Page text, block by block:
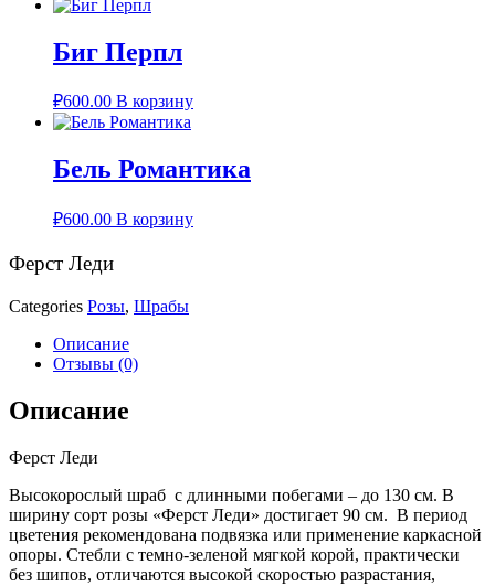
Биг Перпл
₽600.00 В корзину
Бель Романтика
₽600.00 В корзину
Ферст Леди
Categories Розы, Шрабы
Описание
Отзывы (0)
Описание
Ферст Леди
Высокорослый шраб с длинными побегами – до 130 см. В
ширину сорт розы «Ферст Леди» достигает 90 см. В период
цветения рекомендована подвязка или применение каркасной
опоры. Стебли с темно-зеленой мягкой корой, практически
без шипов, отличаются высокой скоростью разрастания,